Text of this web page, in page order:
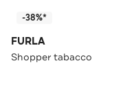
-38%*
FURLA
Shopper tabacco